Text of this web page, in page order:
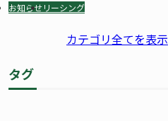
お知らせリーシング
カテゴリ全てを表示
タグ